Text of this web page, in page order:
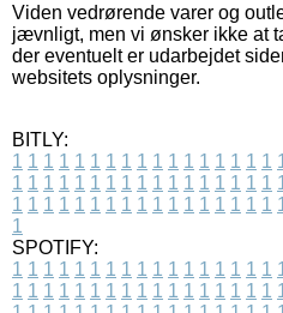
Viden vedrørende varer og
jævnligt, men vi ønsker ikke at
der eventuelt er udarbejdet
websitets oplysninger.
BITLY:
1 1 1 1 1 1 1 1 1 1 1 1 1 1 1 1 1
1 1 1 1 1 1 1 1 1 1 1 1 1 1 1 1 1
1 1 1 1 1 1 1 1 1 1 1 1 1 1 1 1 1
1
SPOTIFY:
1 1 1 1 1 1 1 1 1 1 1 1 1 1 1 1 1
1 1 1 1 1 1 1 1 1 1 1 1 1 1 1 1 1